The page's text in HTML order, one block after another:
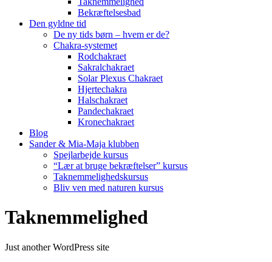
Bekræftelsesbad
Den gyldne tid
De ny tids børn – hvem er de?
Chakra-systemet
Rodchakraet
Sakralchakraet
Solar Plexus Chakraet
Hjertechakra
Halschakraet
Pandechakraet
Kronechakraet
Blog
Sander & Mia-Maja klubben
Spejlarbejde kursus
“Lær at bruge bekræftelser” kursus
Taknemmelighedskursus
Bliv ven med naturen kursus
Taknemmelighed
Just another WordPress site